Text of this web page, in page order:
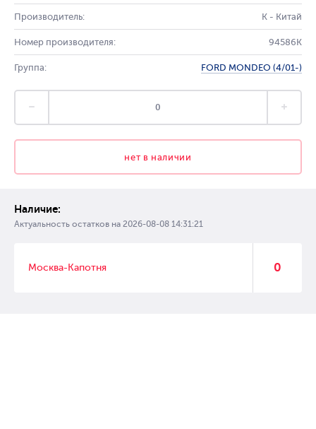
Производитель: K - Китай
Номер производителя: 94586K
Группа: FORD MONDEO (4/01-)
нет в наличии
Наличие:
Актуальность остатков на 2026-08-08 14:31:21
Москва-Капотня 0